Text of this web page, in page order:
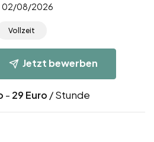
02/08/2026
Vollzeit
Jetzt bewerben
- 29 Euro / Stunde